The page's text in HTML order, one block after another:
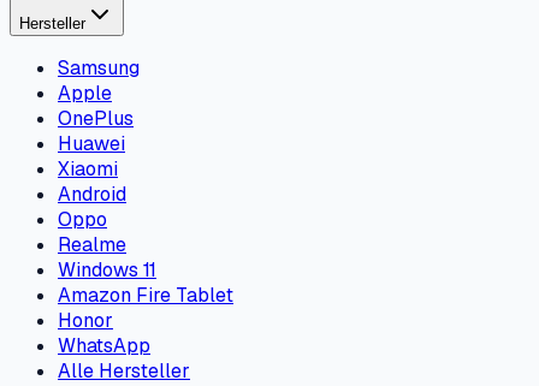
Hersteller
Samsung
Apple
OnePlus
Huawei
Xiaomi
Android
Oppo
Realme
Windows 11
Amazon Fire Tablet
Honor
WhatsApp
Alle Hersteller